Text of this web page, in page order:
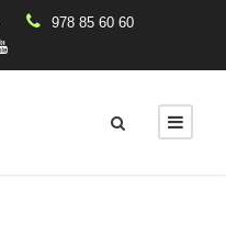
978 85 60 60